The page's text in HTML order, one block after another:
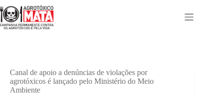
para
o
conteúdo
Canal de apoio a denúncias de violações por
agrotóxicos é lançado pelo Ministério do Meio
Ambiente